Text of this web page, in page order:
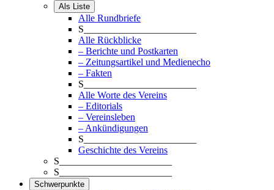
Als Liste
Alle Rundbriefe
S_______________________
Alle Rückblicke
– Berichte und Postkarten
– Zeitungsartikel und Medienecho
– Fakten
S_______________________
Alle Worte des Vereins
– Editorials
– Vereinsleben
– Ankündigungen
S_______________________
Geschichte des Vereins
S_______________________
S_______________________
Schwerpunkte